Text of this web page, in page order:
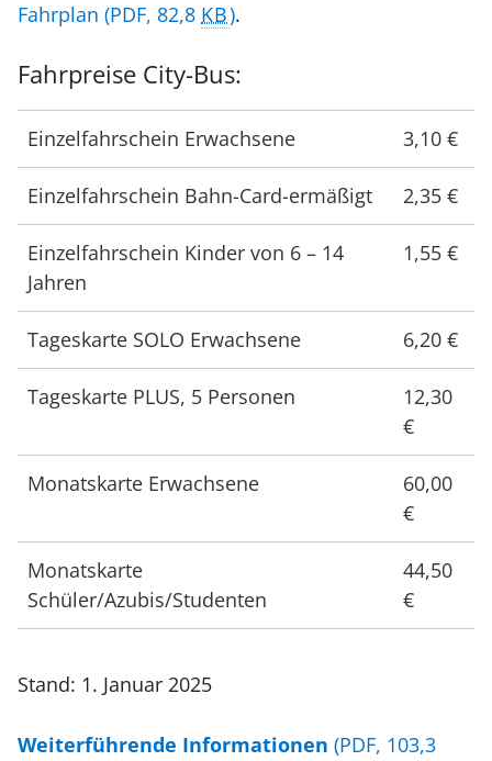
Fahrplan (PDF, 82,8 KB).
Fahrpreise City-Bus:
Einzelfahrschein Erwachsene 3,10 €
Einzelfahrschein Bahn-Card-ermäßigt 2,35 €
Einzelfahrschein Kinder von 6 – 14
Jahren
1,55 €
Tageskarte SOLO Erwachsene 6,20 €
Tageskarte PLUS, 5 Personen
12,30
€
Monatskarte Erwachsene
60,00
€
Monatskarte
Schüler/Azubis/Studenten
44,50
€
Stand: 1. Januar 2025
Weiterführende Informationen (PDF, 103,3